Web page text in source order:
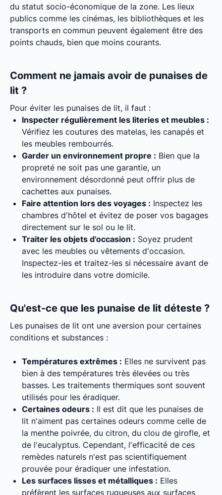
du statut socio-économique de la zone. Les lieux
publics comme les cinémas, les bibliothèques et les
transports en commun peuvent également être des
points chauds, bien que moins courants.
Comment ne jamais avoir de punaises de
lit ?
Pour éviter les punaises de lit, il faut :
Inspecter régulièrement les literies et meubles :
Vérifiez les coutures des matelas, les canapés et
les meubles rembourrés.
Garder un environnement propre : Bien que la
propreté ne soit pas une garantie, un
environnement désordonné peut offrir plus de
cachettes aux punaises.
Faire attention lors des voyages : Inspectez les
chambres d'hôtel et évitez de poser vos bagages
directement sur le sol ou le lit.
Traiter les objets d'occasion : Soyez prudent
avec les meubles ou vêtements d'occasion.
Inspectez-les et traitez-les si nécessaire avant de
les introduire dans votre domicile.
Qu'est-ce que les punaise de lit déteste ?
Les punaises de lit ont une aversion pour certaines
conditions et substances :
Températures extrêmes : Elles ne survivent pas
bien à des températures très élevées ou très
basses. Les traitements thermiques sont souvent
utilisés pour les éradiquer.
Certaines odeurs : Il est dit que les punaises de
lit n'aiment pas certaines odeurs comme celle de
la menthe poivrée, du citron, du clou de girofle, et
de l'eucalyptus. Cependant, l'efficacité de ces
remèdes naturels n'est pas scientifiquement
prouvée pour éradiquer une infestation.
Les surfaces lisses et métalliques : Elles
préfèrent les surfaces rugueuses aux surfaces